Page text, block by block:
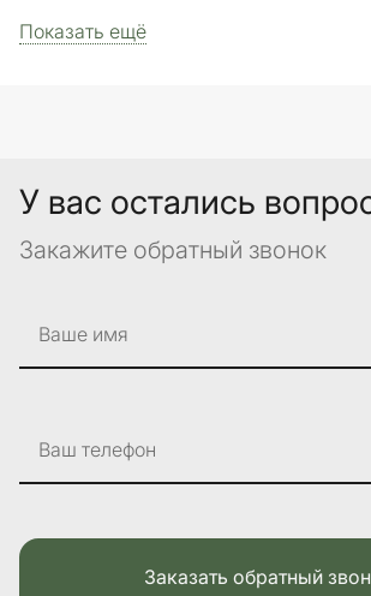
Показать ещё
У вас остались
Закажите обратный звонок
Ваше имя
Ваш телефон
Заказать обратный